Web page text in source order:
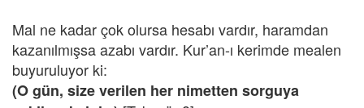
Mal ne kadar çok olursa hesabı vardır, haramdan
kazanılmışsa azabı vardır. Kur’an-ı kerimde mealen
buyuruluyor ki:
(O gün, size verilen her nimetten sorguya